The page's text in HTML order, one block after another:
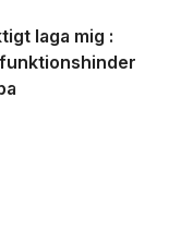
laga mig :